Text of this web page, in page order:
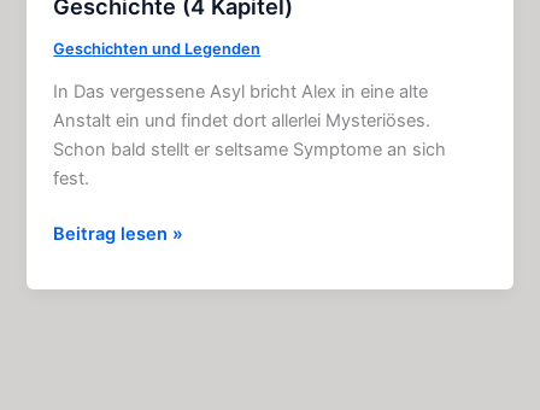
Geschichte (4 Kapitel)
Geschichten und Legenden
In Das vergessene Asyl bricht Alex in eine alte
Anstalt ein und findet dort allerlei Mysteriöses.
Schon bald stellt er seltsame Symptome an sich
fest.
Das
Asyl
Beitrag lesen »